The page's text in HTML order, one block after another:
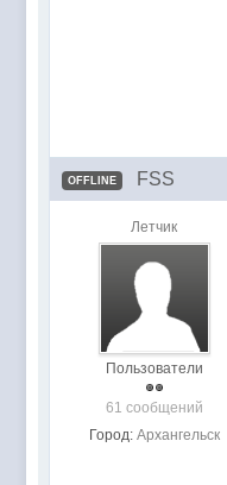
OFFLINE FSS
Летчик
Пользователи
61 сообщений
Город: Архангельск